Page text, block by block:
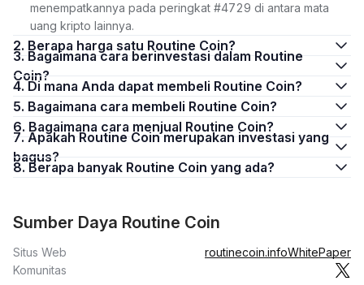
menempatkannya pada peringkat #4729 di antara mata
uang kripto lainnya.
2. Berapa harga satu Routine Coin?
3. Bagaimana cara berinvestasi dalam Routine
Coin?
4. Di mana Anda dapat membeli Routine Coin?
5. Bagaimana cara membeli Routine Coin?
6. Bagaimana cara menjual Routine Coin?
7. Apakah Routine Coin merupakan investasi yang
bagus?
8. Berapa banyak Routine Coin yang ada?
Sumber Daya Routine Coin
Situs Web routinecoin.infoWhitePaper
Komunitas